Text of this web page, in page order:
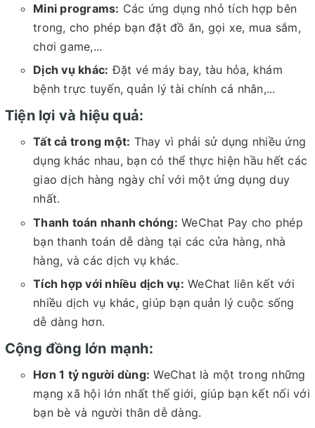
Mini programs: Các ứng dụng nhỏ tích hợp bên
trong, cho phép bạn đặt đồ ăn, gọi xe, mua sắm,
chơi game,...
Dịch vụ khác: Đặt vé máy bay, tàu hỏa, khám
bệnh trực tuyến, quản lý tài chính cá nhân,...
Tiện lợi và hiệu quả:
Tất cả trong một: Thay vì phải sử dụng nhiều ứng
dụng khác nhau, bạn có thể thực hiện hầu hết các
giao dịch hàng ngày chỉ với một ứng dụng duy
nhất.
Thanh toán nhanh chóng: WeChat Pay cho phép
bạn thanh toán dễ dàng tại các cửa hàng, nhà
hàng, và các dịch vụ khác.
Tích hợp với nhiều dịch vụ: WeChat liên kết với
nhiều dịch vụ khác, giúp bạn quản lý cuộc sống
dễ dàng hơn.
Cộng đồng lớn mạnh:
Hơn 1 tỷ người dùng: WeChat là một trong những
mạng xã hội lớn nhất thế giới, giúp bạn kết nối với
bạn bè và người thân dễ dàng.